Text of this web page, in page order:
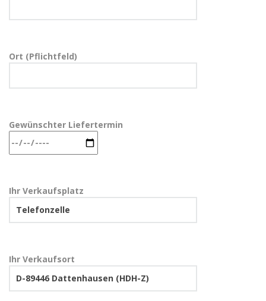
Ort (Pflichtfeld)
Gewünschter Liefertermin
Ihr Verkaufsplatz
Ihr Verkaufsort